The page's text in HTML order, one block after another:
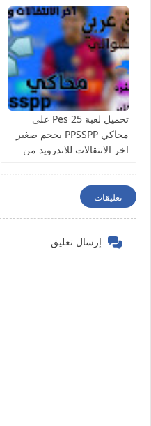
تحميل لعبة Pes 25 على
محاكي PPSSPP بحجم صغير
اخر الانتقالات للاندرويد من
تعليقات
إرسال تعليق